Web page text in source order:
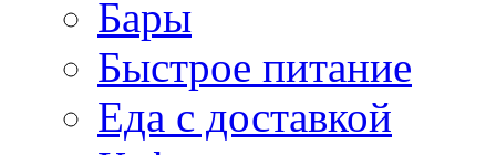
Бары
Быстрое питание
Еда с доставкой